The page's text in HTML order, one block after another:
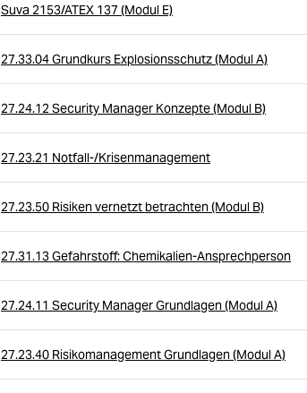
Suva 2153/ATEX 137 (Modul E)
27.33.04 Grundkurs Explosionsschutz (Modul A)
27.24.12 Security Manager Konzepte (Modul B)
27.23.21 Notfall-/Krisenmanagement
27.23.50 Risiken vernetzt betrachten (Modul B)
27.31.13 Gefahrstoff: Chemikalien-Ansprechperson
27.24.11 Security Manager Grundlagen (Modul A)
27.23.40 Risikomanagement Grundlagen (Modul A)